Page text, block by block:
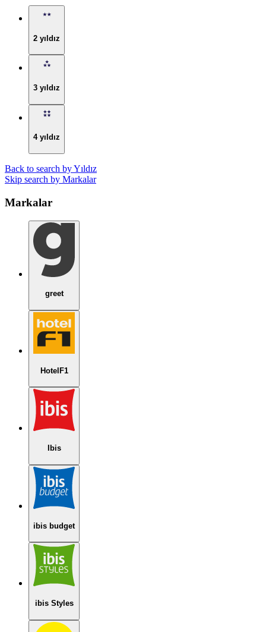
2 yıldız
3 yıldız
4 yıldız
Back to search by Yıldız
Skip search by Markalar
Markalar
greet
HotelF1
Ibis
ibis budget
ibis Styles